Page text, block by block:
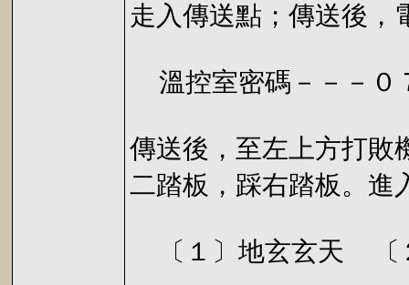
走入傳送點；傳送後，
溫控室密碼－－－０
傳送後，至左上方打敗
二踏板，踩右踏板。進
〔１〕地玄玄天 〔